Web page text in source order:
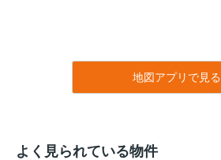
地図アプリで見る
よく見られている物件